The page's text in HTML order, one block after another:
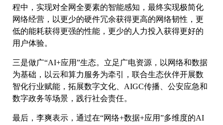
程中，实现对全网全要素的智能感知，最终实现极简化
网络经营，以更少的硬件冗余获得更高的网络韧性，更
低的能耗获得更强的性能，更少的人力投入获得更好的
用户体验。
三是做广“AI+应用”生态。立足广电资源，以网络和数据
为基础，以云和算力服务为牵引，联合生态伙伴开展数
智化行业赋能，拓展数字文化、AIGC传播、公安应急和
数字政务等场景，践行社会责任。
最后，李爽表示，通过在“网络+数据+应用”多维度的AI